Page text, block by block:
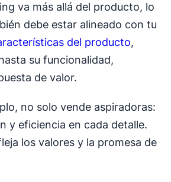
va más allá del producto, lo
debe estar alineado con tu
del producto,
su funcionalidad,
de valor.
no solo vende aspiradoras:
y eficiencia en cada detalle.
los valores y la promesa de